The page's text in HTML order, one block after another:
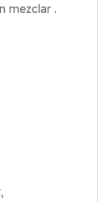
mezclar .